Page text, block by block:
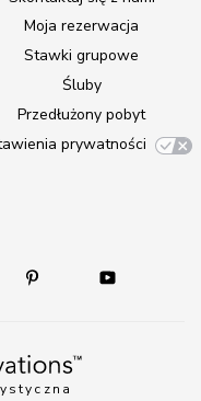
Moja rezerwacja
Stawki grupowe
Śluby
Przedłużony pobyt
prywatności